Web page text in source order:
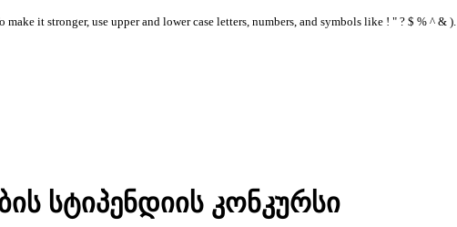
it stronger, use upper and lower case letters, numbers, and symbols like ! " ? $ % ^ & ).
სტიპენდიის კონკურსი